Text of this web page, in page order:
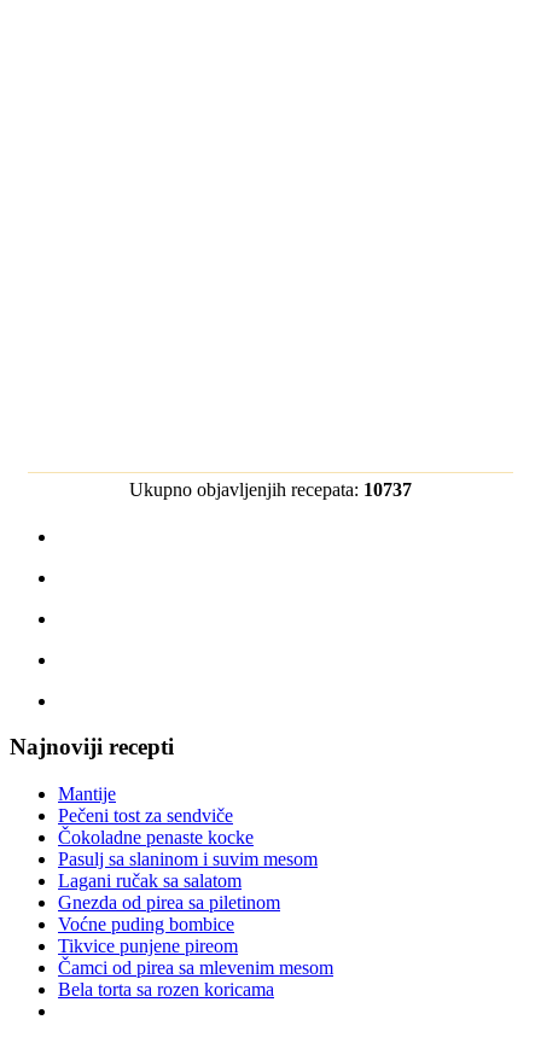
Ukupno objavljenjih recepata: 10737
Najnoviji recepti
Mantije
Pečeni tost za sendviče
Čokoladne penaste kocke
Pasulj sa slaninom i suvim mesom
Lagani ručak sa salatom
Gnezda od pirea sa piletinom
Voćne puding bombice
Tikvice punjene pireom
Čamci od pirea sa mlevenim mesom
Bela torta sa rozen koricama